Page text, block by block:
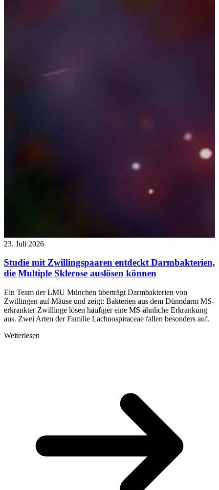
23. Juli 2026
Studie mit Zwillingspaaren entdeckt Darmbakterien,
die Multiple Sklerose auslösen können
Ein Team der LMU München überträgt Darmbakterien von
Zwillingen auf Mäuse und zeigt: Bakterien aus dem Dünndarm MS-
erkrankter Zwillinge lösen häufiger eine MS-ähnliche Erkrankung
aus. Zwei Arten der Familie Lachnospiraceae fallen besonders auf.
Weiterlesen